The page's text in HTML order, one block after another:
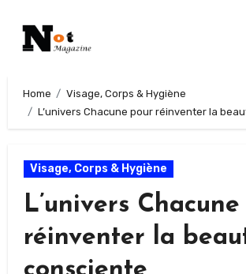
Home
Visage, Corps & Hygiène
L’univers Chacune pour réinventer la
Visage, Corps & Hygiène
L’univers
réinventer la